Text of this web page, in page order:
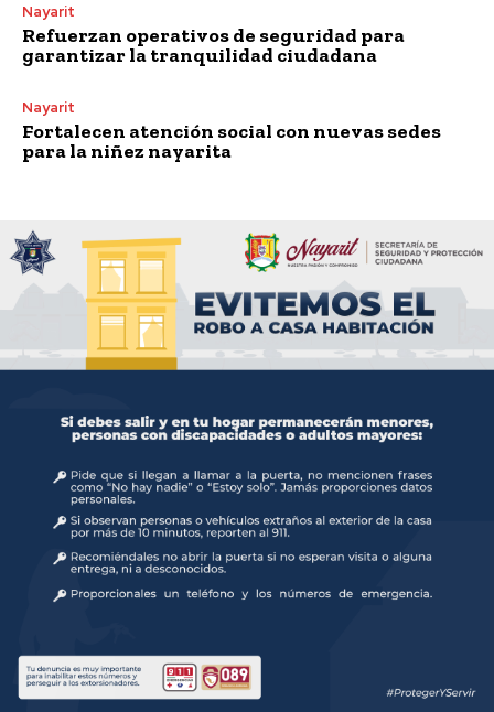
Nayarit
Refuerzan operativos de seguridad para
garantizar la tranquilidad ciudadana
Nayarit
Fortalecen atención social con nuevas sedes
para la niñez nayarita